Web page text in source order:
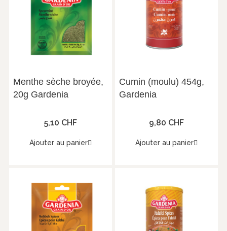
Menthe sèche broyée,
20g Gardenia
5,10 CHF
Ajouter au panier
Cumin (moulu) 454g,
Gardenia
9,80 CHF
Ajouter au panier